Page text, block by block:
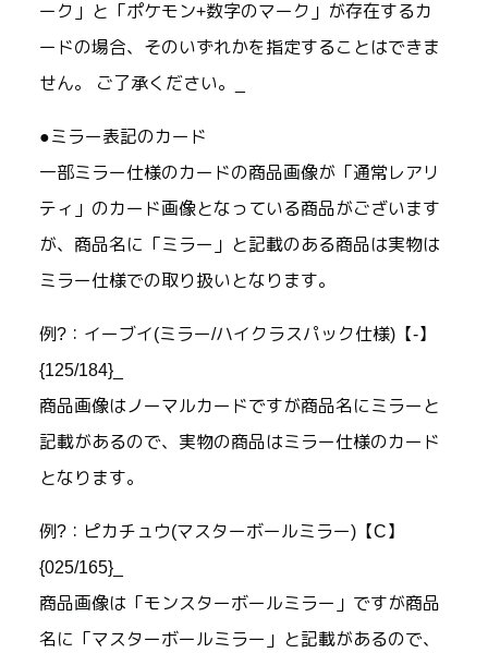
ーク」と「ポケモン+数字のマーク」が存在するカ
ードの場合、そのいずれかを指定することはできま
せん。 ご了承ください。_
●ミラー表記のカード
一部ミラー仕様のカードの商品画像が「通常レアリ
ティ」のカード画像となっている商品がございます
が、商品名に「ミラー」と記載のある商品は実物は
ミラー仕様での取り扱いとなります。
例?：イーブイ(ミラー/ハイクラスパック仕様)【-】
{125/184}_
商品画像はノーマルカードですが商品名にミラーと
記載があるので、実物の商品はミラー仕様のカード
となります。
例?：ピカチュウ(マスターボールミラー)【C】
{025/165}_
商品画像は「モンスターボールミラー」ですが商品
名に「マスターボールミラー」と記載があるので、